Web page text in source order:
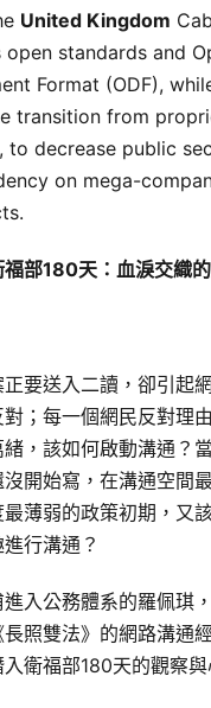
United Kingdom
standards and
Format (ODF),
transition from
to decrease public
on mega-
部180天：血淚交織
要送入二讀，卻引起
；每一個網民反對理
，該如何啟動溝通？
開始寫，在溝通空間
薄弱的政策初期，又
行溝通？
入公務體系的羅佩琪
照雙法》的網路溝通
衛福部180天的觀察與